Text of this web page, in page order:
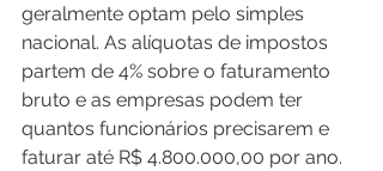
geralmente optam pelo simples
nacional. As alíquotas de impostos
partem de 4% sobre o faturamento
bruto e as empresas podem ter
quantos funcionários precisarem e
faturar até R$ 4.800.000,00 por ano.